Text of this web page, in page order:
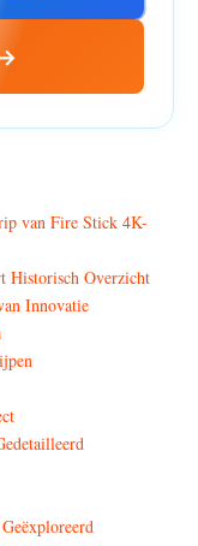
van Fire Stick 4K-
Historisch Overzicht
Innovatie